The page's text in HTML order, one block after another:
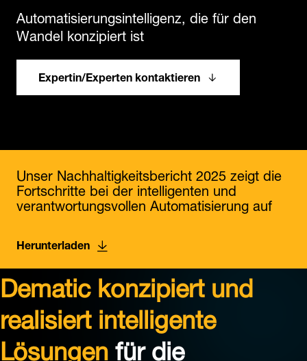
Automatisierungsintelligenz, die für den
Wandel konzipiert ist
Expertin/Experten kontaktieren
Unser Nachhaltigkeitsbericht 2025 zeigt die
Fortschritte bei der intelligenten und
verantwortungsvollen Automatisierung auf
Herunterladen
Dematic konzipiert und
realisiert intelligente
Lösungenfür die